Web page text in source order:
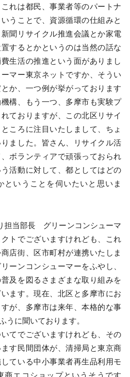
れは都民、事業者等のパートナ
うことで、資源循環の仕組みと
聞リサイクル推進会議とか家電
するとかというのは当然の話な
生活の推進という面がありまし
マー東京ネットですか、そうい
か、一つ例が挙がっております
構、もう一つ、多摩市も実験プ
ておりますが、この北区リサイ
ころに注目いたしまして、ちょ
ました。皆さん、リサイクル活
ボランティアで頑張っておられ
活動に対して、都としてはどの
ということを伺いたいと思いま
担当部長 グリーンコンシューマ
トでございますけれども、これ
店街、区市町村が連携いたしま
ーンコンシューマーをふやし、
及を図るさまざまな取り組みを
ます。現在、北区と多摩市にお
が、多摩市は来年、本格的な事
うに聞いております。
てでございますけれども、その
す民間団体が、清掃局と東京商
ている中小事業者再生品利用モ
商エコショップというそうです